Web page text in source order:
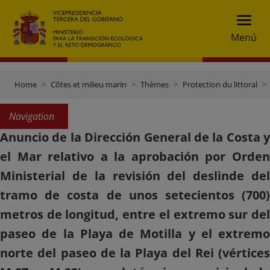
Menú
Home Côtes et milieu marin Thèmes Protection du littoral
Navigation
Anuncio de la Dirección General de la Costa y
el Mar relativo a la aprobación por Orden
Ministerial de la revisión del deslinde del
tramo de costa de unos setecientos (700)
metros de longitud, entre el extremo sur del
paseo de la Playa de Motilla y el extremo
norte del paseo de la Playa del Rei (vértices